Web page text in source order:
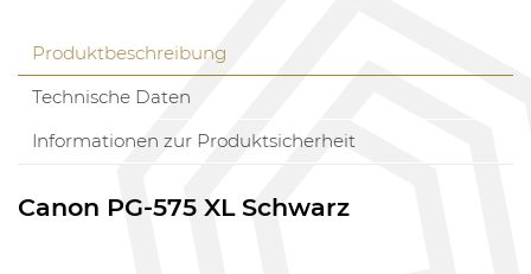
Produktbeschreibung
Technische Daten
Informationen zur Produktsicherheit
Canon PG-575 XL Schwarz